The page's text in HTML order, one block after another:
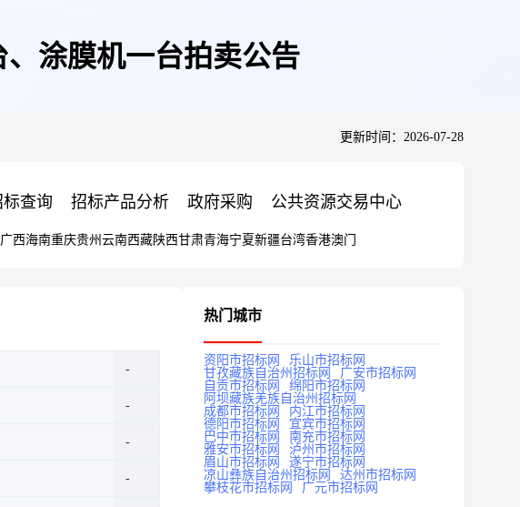
涂膜机一台拍卖公告
更新时间：2026-07-28
查询 招标产品分析 政府采购 公共资源交易中心
广西海南重庆贵州 云南西藏陕西甘肃青海宁夏新疆台湾香港澳门
热门城市
资阳市招标网
乐山市招标网
甘孜藏族自治州招标网
广安市招标网
自贡市招标网
绵阳市招标网
阿坝藏族羌族自治州招标网
成都市招标网
内江市招标网
德阳市招标网
宜宾市招标网
巴中市招标网
南充市招标网
雅安市招标网
泸州市招标网
眉山市招标网
遂宁市招标网
凉山彝族自治州招标网
达州市招标网
攀枝花市招标网
广元市招标网